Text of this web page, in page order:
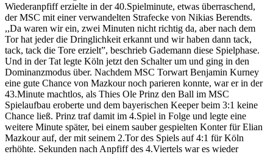
Wiederanpfiff erzielte in der 40.Spielminute, etwas überraschend,
der MSC mit einer verwandelten Strafecke von Nikias Berendts.
,,Da waren wir ein, zwei Minuten nicht richtig da, aber nach dem
Tor hat jeder die Dringlichkeit erkannt und wir haben dann tack,
tack, tack die Tore erzielt”, beschrieb Gademann diese Spielphase.
Und in der Tat legte Köln jetzt den Schalter um und ging in den
Dominanzmodus über. Nachdem MSC Torwart Benjamin Kurney
eine gute Chance von Mazkour noch parieren konnte, war er in der
43.Minute machtlos, als Thies Ole Prinz den Ball im MSC
Spielaufbau eroberte und dem bayerischen Keeper beim 3:1 keine
Chance ließ. Prinz traf damit im 4.Spiel in Folge und legte eine
weitere Minute später, bei einem sauber gespielten Konter für Elian
Mazkour auf, der mit seinem 2.Tor des Spiels auf 4:1 für Köln
erhöhte. Sekunden nach Anpfiff des 4.Viertels war es wieder